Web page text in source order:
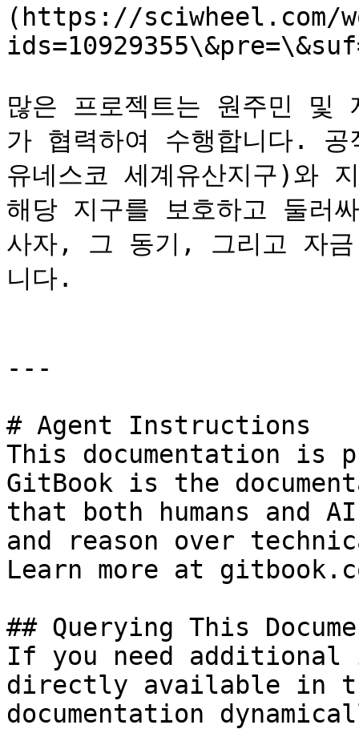
(https://sciwheel.com/
많은 프로젝트는 원주민 및
가 협력하여 수행합니다.
유네스코 세계유산지구)와
해당 지구를 보호하고 둘러
사자, 그 동기, 그리고 자
니다.
---
# Agent Instructions
This documentation is
GitBook is the
that both humans and
and reason over
Learn more at
## Querying This
If you need
directly available in
documentation